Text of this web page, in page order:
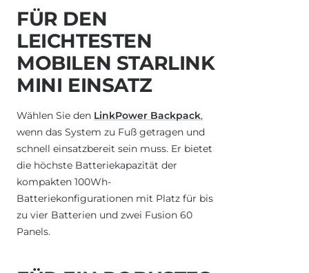
FÜR DEN
LEICHTESTEN
MOBILEN STARLINK
MINI EINSATZ
Wählen Sie den LinkPower Backpack,
wenn das System zu Fuß getragen und
schnell einsatzbereit sein muss. Er bietet
die höchste Batteriekapazität der
kompakten 100Wh-
Batteriekonfigurationen mit Platz für bis
zu vier Batterien und zwei Fusion 60
Panels.